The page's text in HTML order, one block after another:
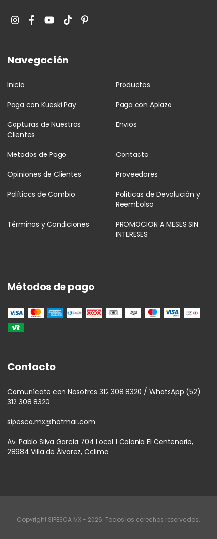
Navegación
Inicio Productos
Paga con Kueski Pay Paga con Aplazo
Capturas de Nuestros
Clientes
Envios
Metodos de Pago Contacto
Opiniones de Clientes Proveedores
Políticas de Cambio
Políticas de Devolución y
Reembolso
Términos y Condiciones
PROMOCION A MESES SIN
INTERESES
Métodos de pago
Contacto
Comunícate con Nosotros 312 308 8320 / WhatsApp (52)
312 308 8320
sipesca.mx@hotmail.com
Av. Pablo Silva Garcia 704 Local 1 Colonia El Centenario,
28984 Villa de Álvarez, Colima
Copyright SIPESCA MX - 2026. Todos los derechos reservados.